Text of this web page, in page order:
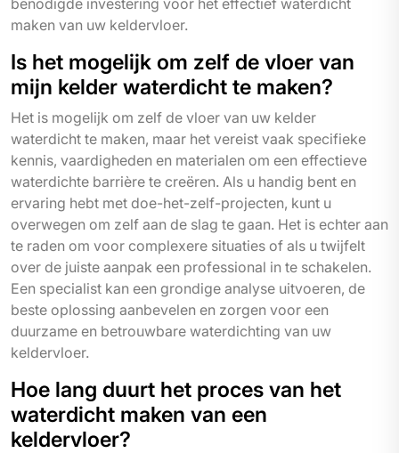
benodigde investering voor het effectief waterdicht
maken van uw keldervloer.
Is het mogelijk om zelf de vloer van
mijn kelder waterdicht te maken?
Het is mogelijk om zelf de vloer van uw kelder
waterdicht te maken, maar het vereist vaak specifieke
kennis, vaardigheden en materialen om een effectieve
waterdichte barrière te creëren. Als u handig bent en
ervaring hebt met doe-het-zelf-projecten, kunt u
overwegen om zelf aan de slag te gaan. Het is echter aan
te raden om voor complexere situaties of als u twijfelt
over de juiste aanpak een professional in te schakelen.
Een specialist kan een grondige analyse uitvoeren, de
beste oplossing aanbevelen en zorgen voor een
duurzame en betrouwbare waterdichting van uw
keldervloer.
Hoe lang duurt het proces van het
waterdicht maken van een
keldervloer?